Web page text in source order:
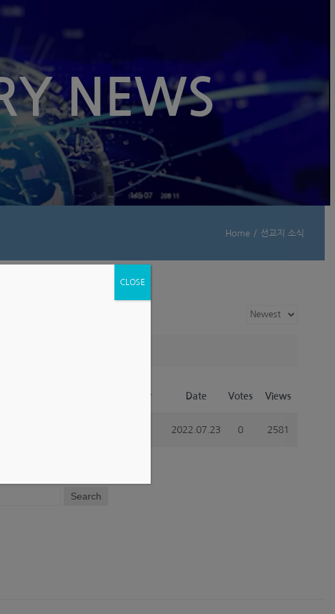
NEWS
Home / 선교지 소식
Author Date Votes Views
2022.07.23 0 2581
Search
CLOSE